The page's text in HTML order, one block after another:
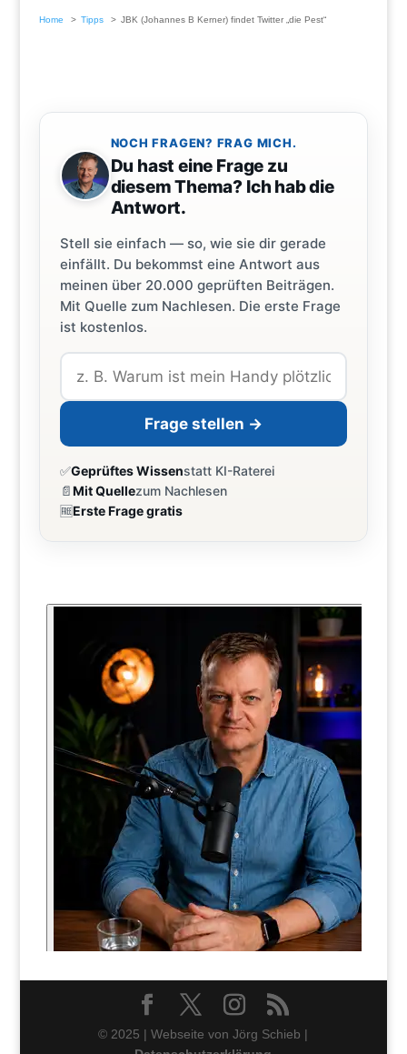
Home Tipps JBK (Johannes B Kerner) findet Twitter „die Pest“
NOCH FRAGEN? FRAG MICH.
Du hast eine Frage zu
diesem Thema? Ich hab die
Antwort.
Stell sie einfach — so, wie sie dir gerade
einfällt. Du bekommst eine Antwort aus
meinen über 20.000 geprüften Beiträgen.
Mit Quelle zum Nachlesen. Die erste Frage
ist kostenlos.
Frage stellen →
✅Geprüftes Wissenstatt KI-Raterei
📄Mit Quellezum Nachlesen
🆓Erste Frage gratis
© 2025 | Webseite von Jörg Schieb |